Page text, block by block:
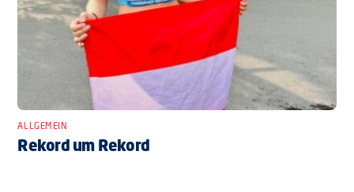
ALLGEMEIN
Rekord um Rekord